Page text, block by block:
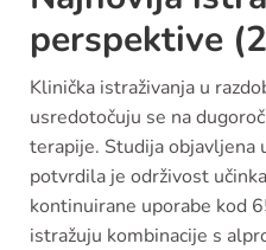
perspektive
Klinička istraživanja u
usredotočuju se na
terapije. Studija objavljena
potvrdila je održivost
kontinuirane uporabe kod
istražuju kombinacije s